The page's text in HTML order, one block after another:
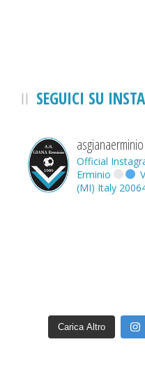
SEGUICI SU
asgianaerminio
Official
Erminio
(MI) Italy
Carica Altro